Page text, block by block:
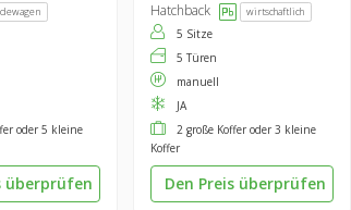
oder 5 kleine
überprüfen
Hatchback wirtschaftlich
5 Sitze
5 Türen
manuell
JA
2 große Koffer oder 3 kleine
Koffer
Den Preis überprüfen